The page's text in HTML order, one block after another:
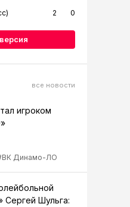
2 0
все новости
игроком
Динамо-ЛО
Шульга: